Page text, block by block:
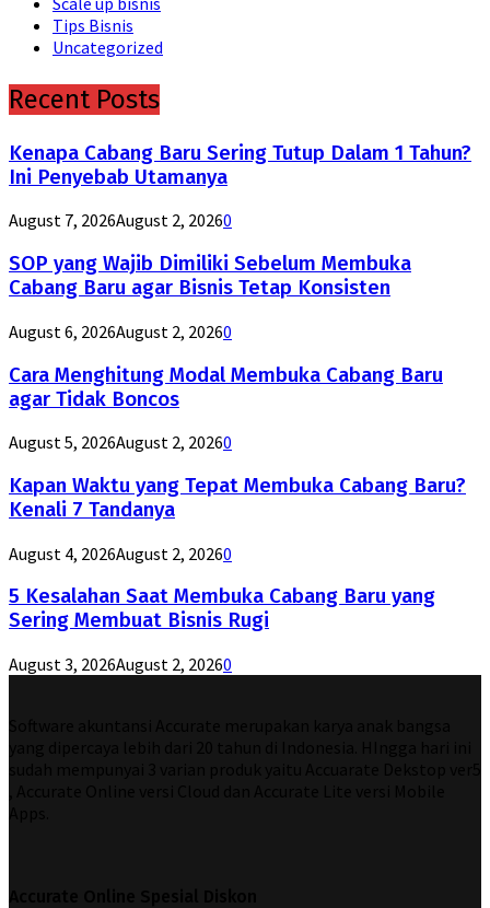
Tips Bisnis
Uncategorized
Recent Posts
Kenapa Cabang Baru Sering Tutup Dalam 1 Tahun?
Ini Penyebab Utamanya
August 7, 2026August 2, 20260
SOP yang Wajib Dimiliki Sebelum Membuka
Cabang Baru agar Bisnis Tetap Konsisten
August 6, 2026August 2, 20260
Cara Menghitung Modal Membuka Cabang Baru
agar Tidak Boncos
August 5, 2026August 2, 20260
Kapan Waktu yang Tepat Membuka Cabang Baru?
Kenali 7 Tandanya
August 4, 2026August 2, 20260
5 Kesalahan Saat Membuka Cabang Baru yang
Sering Membuat Bisnis Rugi
August 3, 2026August 2, 20260